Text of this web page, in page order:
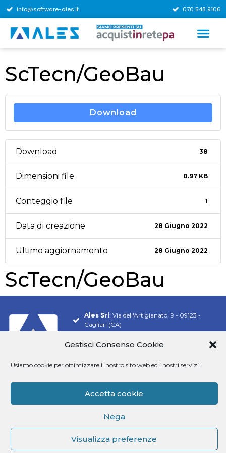
Gestisci Consenso Cookie
Usiamo cookie per ottimizzare il nostro sito web ed i nostri servizi.
Accetta cookie
Nega
Visualizza preferenze
info@software-ales.it 070 548 9106
ScTecn/GeoBau
Download
Download 38
Dimensioni file 0.97 KB
Conteggio file 1
Data di creazione 28 Giugno 2022
Ultimo aggiornamento 28 Giugno 2022
ScTecn/GeoBau
Ales Srl : Via dell'Artigianato, 9 - 09123 -
Cagliari (CA)
Pec:alesconcorsi@legalmail.it
Siamo presenti su